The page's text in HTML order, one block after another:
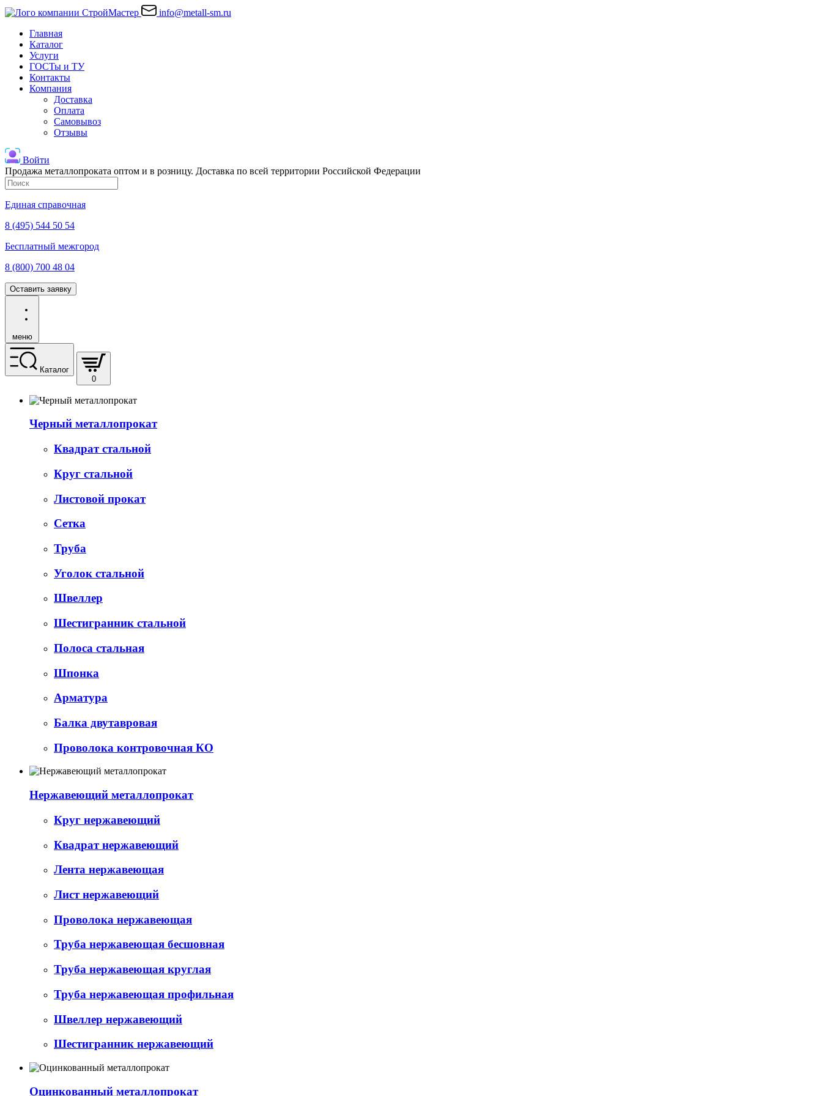
info@metall-sm.ru
Главная
Каталог
Услуги
ГОСТы и ТУ
Контакты
Компания
Доставка
Оплата
Самовывоз
Отзывы
Войти
Продажа металлопроката оптом и в розницу. Доставка по всей территории Российской Федерации
Единая справочная
8 (495) 544 50 54
Бесплатный межгород
8 (800) 700 48 04
Оставить заявку
меню
Каталог
0
Черный металлопрокат
Квадрат стальной
Круг стальной
Листовой прокат
Сетка
Труба
Уголок стальной
Швеллер
Шестигранник стальной
Полоса стальная
Шпонка
Арматура
Балка двутавровая
Проволока контровочная КО
Нержавеющий металлопрокат
Круг нержавеющий
Квадрат нержавеющий
Лента нержавеющая
Лист нержавеющий
Проволока нержавеющая
Труба нержавеющая бесшовная
Труба нержавеющая круглая
Труба нержавеющая профильная
Швеллер нержавеющий
Шестигранник нержавеющий
Оцинкованный металлопрокат